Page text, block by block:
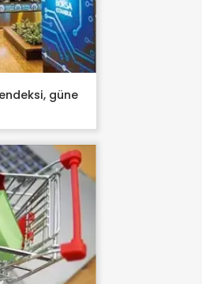
güne